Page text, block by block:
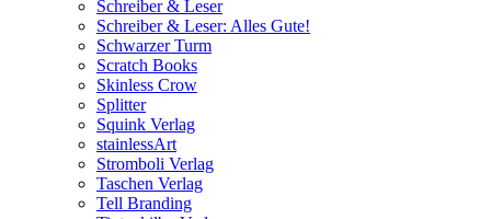
Schreiber & Leser
Schreiber & Leser: Alles Gute!
Schwarzer Turm
Scratch Books
Skinless Crow
Splitter
Squink Verlag
stainlessArt
Stromboli Verlag
Taschen Verlag
Tell Branding